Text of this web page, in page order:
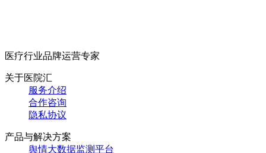
医疗行业品牌运营专家
关于医院汇
服务介绍
合作咨询
隐私协议
产品与解决方案
舆情大数据监测平台